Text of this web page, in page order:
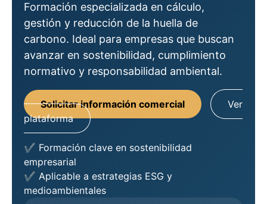
Formación especializada en cálculo,
gestión y reducción de la huella de
carbono. Ideal para empresas que buscan
avanzar en sostenibilidad, cumplimiento
normativo y responsabilidad ambiental.
Solicitar información comercial
Ver
plataforma
✔ Formación clave en sostenibilidad
empresarial
✔ Aplicable a estrategias ESG y
medioambientales